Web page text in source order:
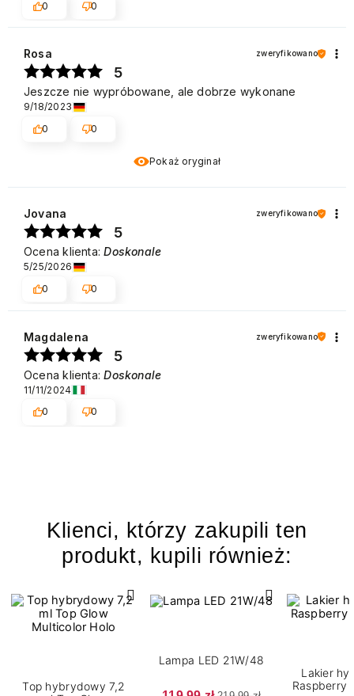
0 0
Pokaż oryginał
Rosa zweryfikowano
5
Jeszcze nie wypróbowane, ale dobrze wykonane
9/18/2023
0
0
Jovana zweryfikowano
5
Ocena klienta:Doskonale
5/25/2026
0
0
Magdalena zweryfikowano
5
Ocena klienta:Doskonale
11/11/2024
0
0
Klienci, którzy zakupili ten
produkt, kupili również:
Top hybrydowy 7,2
Lampa LED 21W/48
Lakier
Raspberry